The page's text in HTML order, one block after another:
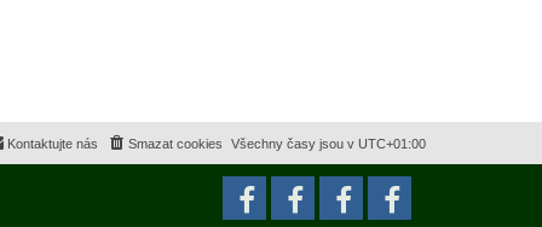
Všechny časy jsou v UTC+01:00
Smazat cookies
Kontaktujte nás